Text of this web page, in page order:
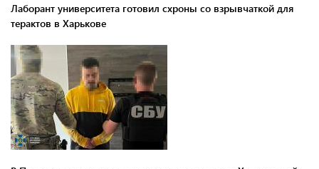
Лаборант университета готовил схроны со взрывчаткой для
терактов в Харькове